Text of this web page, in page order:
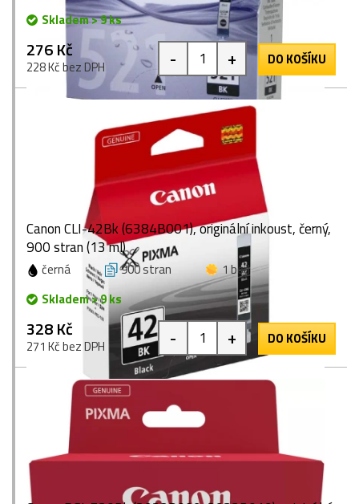
Skladem > 9 ks
276 Kč
228 Kč bez DPH - + DO KOŠÍKU
Canon CLI-42Bk (6384B001), originální inkoust, černý,
900 stran (13 ml)
černá 900 stran
1 bod
Skladem > 9 ks
328 Kč
271 Kč bez DPH - + DO KOŠÍKU